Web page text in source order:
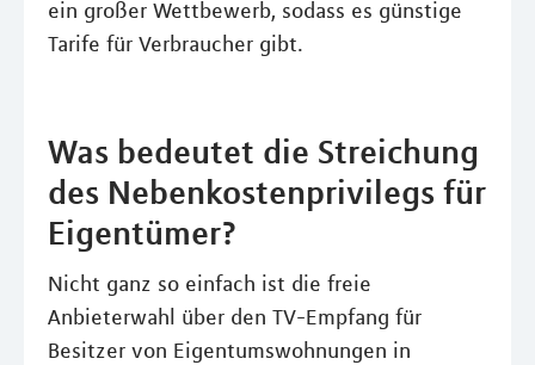
ein großer Wettbewerb, sodass es günstige
Tarife für Verbraucher gibt.
Was bedeutet die Streichung
des Nebenkostenprivilegs für
Eigentümer?
Nicht ganz so einfach ist die freie
Anbieterwahl über den TV-Empfang für
Besitzer von Eigentumswohnungen in